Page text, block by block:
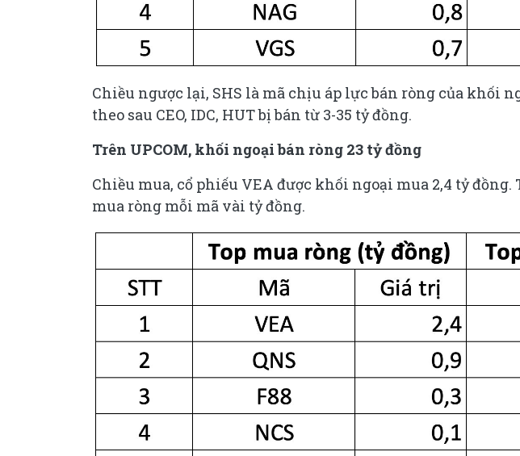
Chiều ngược lại, SHS là mã chịu áp lực bán ròng của khối
theo sau CEO, IDC, HUT bị bán từ 3-35 tỷ đồng.
Trên UPCOM, khối ngoại bán ròng 23 tỷ đồng
Chiều mua, cổ phiếu VEA được khối ngoại mua 2,4 tỷ đồng.
mua ròng mỗi mã vài tỷ đồng.